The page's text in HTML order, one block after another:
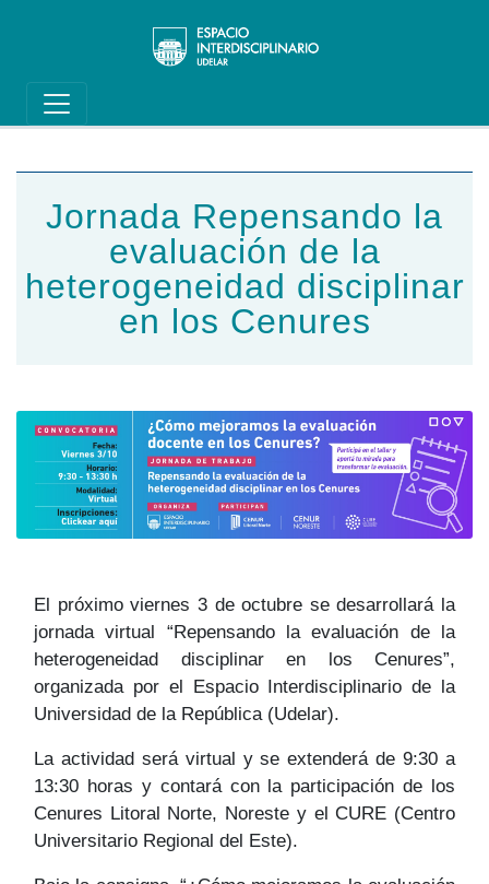
Main navigation
Jornada Repensando la
evaluación de la
heterogeneidad disciplinar
en los Cenures
El próximo viernes 3 de octubre se desarrollará la
jornada virtual “Repensando la evaluación de la
heterogeneidad disciplinar en los Cenures”,
organizada por el Espacio Interdisciplinario de la
Universidad de la República (Udelar).
La actividad será virtual y se extenderá de 9:30 a
13:30 horas y contará con la participación de los
Cenures Litoral Norte, Noreste y el CURE (Centro
Universitario Regional del Este).